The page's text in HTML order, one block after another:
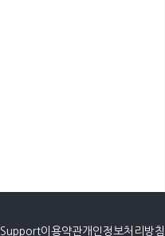
Support이용약관개인정보처리방침